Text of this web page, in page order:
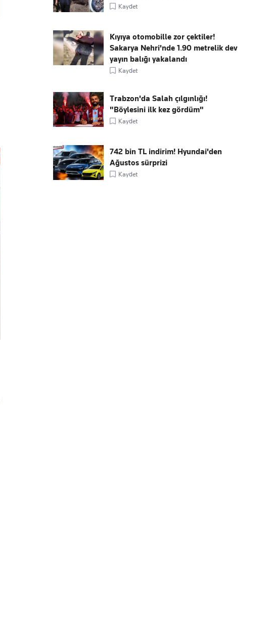
Kaydet
Kıyıya otomobille zor çektiler!
Sakarya Nehri'nde 1.90 metrelik dev
yayın balığı yakalandı
Kaydet
Trabzon'da Salah çılgınlığı!
"Böylesini ilk kez gördüm"
Kaydet
742 bin TL indirim! Hyundai'den
Ağustos sürprizi
Kaydet